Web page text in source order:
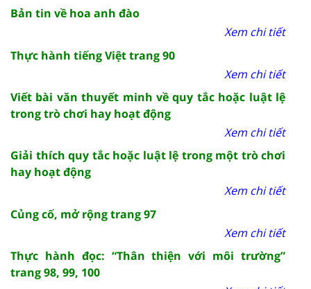
Bản tin về hoa anh đào
Xem chi tiết
Thực hành tiếng Việt trang 90
Xem chi tiết
Viết bài văn thuyết minh về quy tắc hoặc luật lệ
trong trò chơi hay hoạt động
Xem chi tiết
Giải thích quy tắc hoặc luật lệ trong một trò chơi
hay hoạt động
Xem chi tiết
Củng cố, mở rộng trang 97
Xem chi tiết
Thực hành đọc: “Thân thiện với môi trường”
trang 98, 99, 100